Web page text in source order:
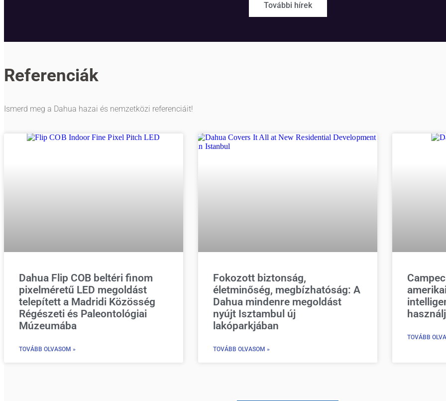
További hírek
Referenciák
Ismerd meg a Dahua hazai és nemzetközi referenciáit!
Dahua Flip COB beltéri finom
pixelméretű LED megoldást
telepített a Madridi Közösség
Régészeti és Paleontológiai
Múzeumába
TOVÁBB OLVASOM »
Fokozott biztonság,
életminőség, megbízhatóság: A
Dahua mindenre megoldást
nyújt Isztambul új
lakóparkjában
TOVÁBB OLVASOM »
TOVÁBB